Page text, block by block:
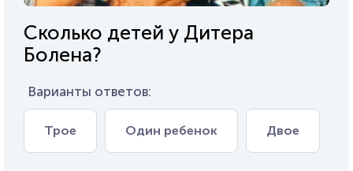
Сколько детей у Дитера
Болена?
Варианты ответов:
Трое Один ребенок Двое